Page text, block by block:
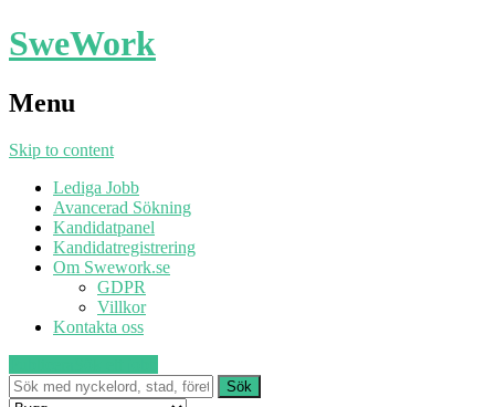
SweWork
Menu
Skip to content
Lediga Jobb
Avancerad Sökning
Kandidatpanel
Kandidatregistrering
Om Swework.se
GDPR
Villkor
Kontakta oss